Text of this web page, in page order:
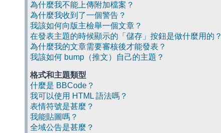
為什麼我不能上傳附加檔案？
為什麼我收到了一個警告？
我該如何向版主檢舉一個文章？
在發表主題的時候顯示的「儲存」按鈕是做什麼用的？
為什麼我的文章需要審核後才能發表？
我該如何 bump（推文）自己的主題？
格式和主題類型
什麼是 BBCode？
我可以使用 HTML 語法嗎？
表情符號是甚麼？
我能貼圖嗎？
全域公告是甚麼？